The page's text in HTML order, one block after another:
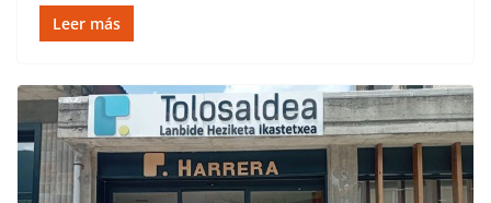
Leer más